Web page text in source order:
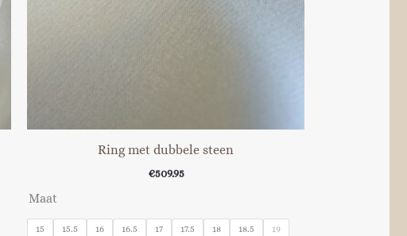
Ring met dubbele steen
€509.95
Maat
15 15.5 16 16.5 17 17.5 18 18.5
19